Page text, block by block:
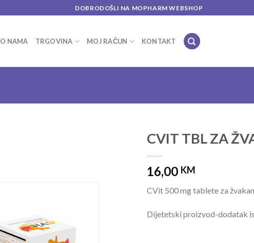
DOBRODOŠLI NA MOPHARM WEBSHOP
O NAMA TRGOVINA MOJ RAČUN KONTAKT
CVIT TBL ZA
16,00 KM
CVit 500 mg tablete za
Dijetetski proizvod-dodatak